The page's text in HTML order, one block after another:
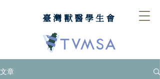
臺灣獸醫學生會
文章